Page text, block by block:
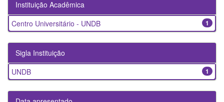
Instituição Acadêmica
1
Centro Universitário - UNDB
Sigla Instituição
1
UNDB